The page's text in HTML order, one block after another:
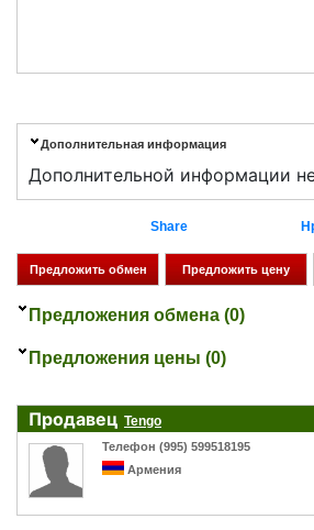
Дополнительная информация
Дополнительной информации
Share
Предложения обмена (0)
Предложения цены (0)
Продавец Tengo
Телефон (995) 599518195
Армения